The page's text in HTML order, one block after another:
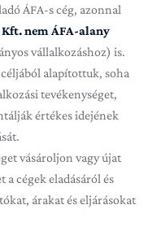
ÁFA-s cég, azonnal
nem ÁFA-alany
vállalkozáshoz) is.
alapítottuk, soha
tevékenységet,
értékes idejének
vásároljon vagy újat
a cégek eladásáról és
árakat és eljárásokat